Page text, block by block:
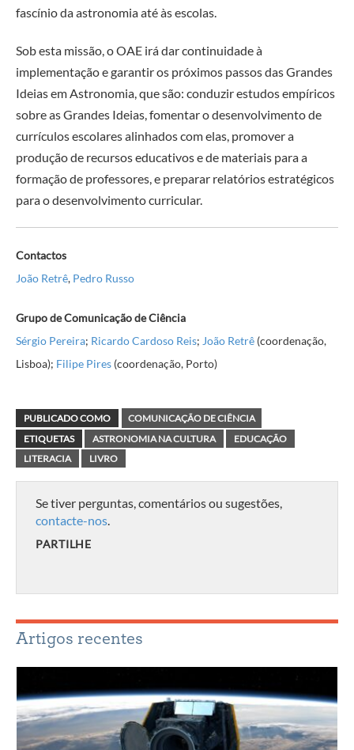
fascínio da astronomia até às escolas.
Sob esta missão, o OAE irá dar continuidade à
implementação e garantir os próximos passos das Grandes
Ideias em Astronomia, que são: conduzir estudos empíricos
sobre as Grandes Ideias, fomentar o desenvolvimento de
currículos escolares alinhados com elas, promover a
produção de recursos educativos e de materiais para a
formação de professores, e preparar relatórios estratégicos
para o desenvolvimento curricular.
Contactos
João Retrê, Pedro Russo
Grupo de Comunicação de Ciência
Sérgio Pereira; Ricardo Cardoso Reis; João Retrê (coordenação,
Lisboa); Filipe Pires (coordenação, Porto)
PUBLICADO COMO
COMUNICAÇÃO DE CIÊNCIA
ETIQUETAS
ASTRONOMIA NA CULTURA
EDUCAÇÃO
LITERACIA
LIVRO
Se tiver perguntas, comentários ou sugestões,
contacte-nos
PARTILHE
Artigos recentes